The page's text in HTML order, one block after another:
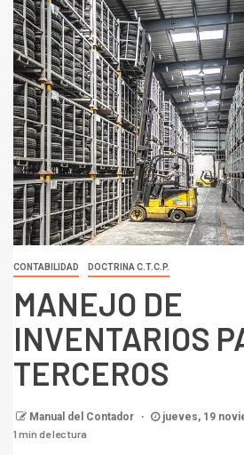
CONTABILIDAD DOCTRINA C.T.C.P.
MANEJO DE
INVENTARIOS
TERCEROS
Manual del Contador
jueves, 19
1 min de lectura